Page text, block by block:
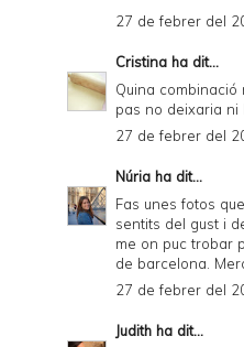
27 de febrer del
Cristina ha dit...
Quina combinació
pas no deixaria ni
27 de febrer del
Núria ha dit...
Fas unes fotos
sentits del gust i
me on puc trobar
de barcelona.
27 de febrer del
Judith ha dit...